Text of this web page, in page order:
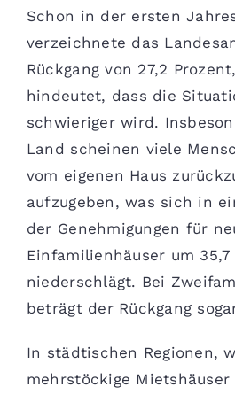
Schon in der ersten
verzeichnete das
Rückgang von 27,2
hindeutet, dass die
schwieriger wird.
Land scheinen viele
vom eigenen Haus
aufzugeben, was sich in
der Genehmigungen für
Einfamilienhäuser um 35,7
niederschlägt. Bei
beträgt der Rückgang
In städtischen Regionen,
mehrstöckige